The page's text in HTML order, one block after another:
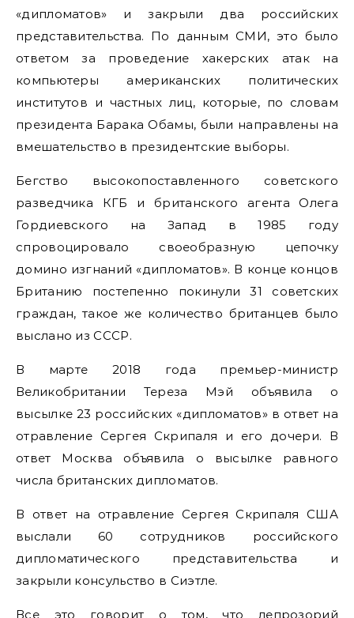
«дипломатов» и закрыли два российских
представительства. По данным СМИ, это было
ответом за проведение хакерских атак на
компьютеры американских политических
институтов и частных лиц, которые, по словам
президента Барака Обамы, были направлены на
вмешательство в президентские выборы.
Бегство высокопоставленного советского
разведчика КГБ и британского агента Олега
Гордиевского на Запад в 1985 году
спровоцировало своеобразную цепочку
домино изгнаний «дипломатов». В конце концов
Британию постепенно покинули 31 советских
граждан, такое же количество британцев было
выслано из СССР.
В марте 2018 года премьер-министр
Великобритании Тереза Мэй объявила о
высылке 23 российских «дипломатов» в ответ на
отравление Сергея Скрипаля и его дочери. В
ответ Москва объявила о высылке равного
числа британских дипломатов.
В ответ на отравление Сергея Скрипаля США
выслали 60 сотрудников российского
дипломатического представительства и
закрыли консульство в Сиэтле.
Все это говорит о том, что лепрозорий